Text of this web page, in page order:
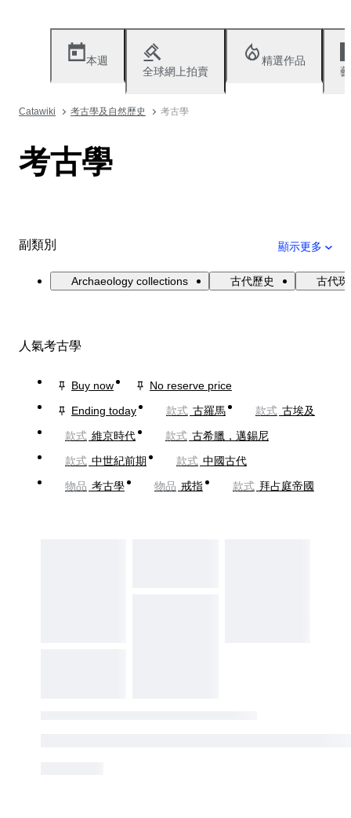
本週
全球網上拍賣
精選作品
Catawiki 考古學及自然歷史 考古學
考古學
副類別 顯示更多
Archaeology collections 古代歷史 古代
人氣考古學
Buy now
No reserve price
Ending today
款式 古羅馬 款式 古埃及
款式 維京時代 款式 古希臘，邁錫尼
款式 中世紀前期 款式 中國古代
物品 考古學 物品 戒指 款式 拜占庭帝國